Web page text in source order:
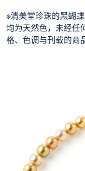
※清美堂珍珠的黑蝴
均为天然色，未经任
格、色调与刊载的商